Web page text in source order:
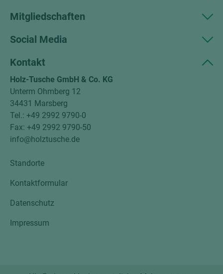
Mitgliedschaften
Social Media
Kontakt
Holz-Tusche GmbH & Co. KG
Unterm Ohmberg 12
34431 Marsberg
Tel.: +49 2992 9790-0
Fax: +49 2992 9790-50
info@holztusche.de
Standorte
Kontaktformular
Datenschutz
Impressum